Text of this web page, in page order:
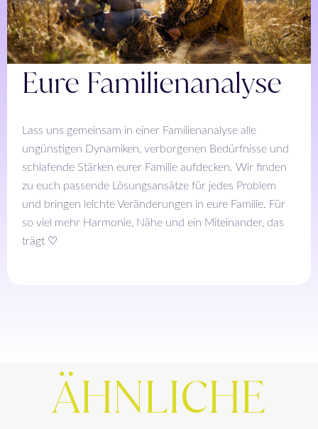
Eure Familienanalyse
Lass uns gemeinsam in einer Familienanalyse alle
ungünstigen Dynamiken, verborgenen Bedürfnisse und
schlafende Stärken eurer Familie aufdecken. Wir finden
zu euch passende Lösungsansätze für jedes Problem
und bringen leichte Veränderungen in eure Familie. Für
so viel mehr Harmonie, Nähe und ein Miteinander, das
trägt ♡
ÄHNLICHE